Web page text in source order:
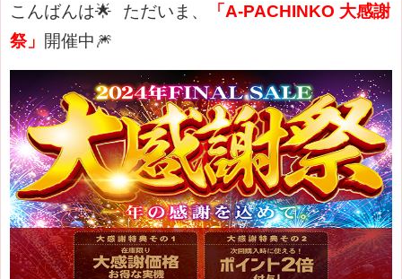
こんばんは🌟 ただいま、
「A-PACHINKO 大感謝
祭」 開催中🎆